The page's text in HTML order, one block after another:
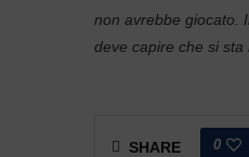
non avrebbe giocato.
deve capire che si sta
SHARE 0